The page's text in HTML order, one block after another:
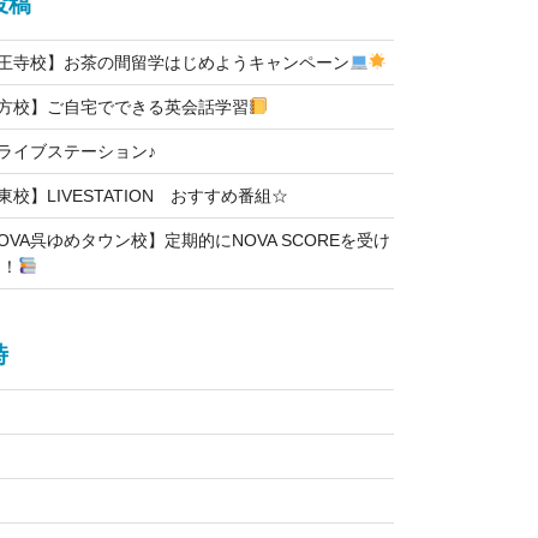
王寺校】お茶の間留学はじめようキャンペーン
校】ご自宅でできる英会話学習
イブステーション♪
東校】LIVESTATION おすすめ番組☆
呉ゆめタウン校】定期的にNOVA SCOREを受け